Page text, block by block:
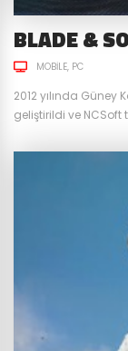
BLADE &
MOBILE PC
2012 yılında
geliştirildi ve NCSoft
özellikle birçok
biridir. Aradan
sunuyor. Uzak Doğu